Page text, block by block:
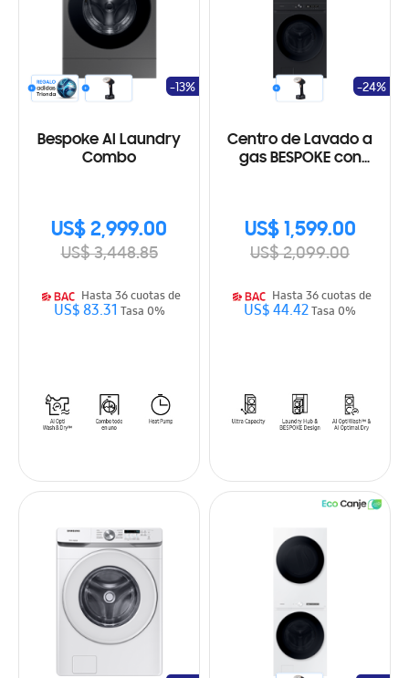
Bespoke AI Laundry
Combo
US$ 2,999.00
US$ 3,448.85
-13%
Hasta 36 cuotas de
US$ 83.31 Tasa 0%
Centro de Lavado a
gas BESPOKE con
US$ 1,599.00
US$ 2,099.00
-24%
Hasta 36 cuotas de
US$ 44.42Tasa 0%